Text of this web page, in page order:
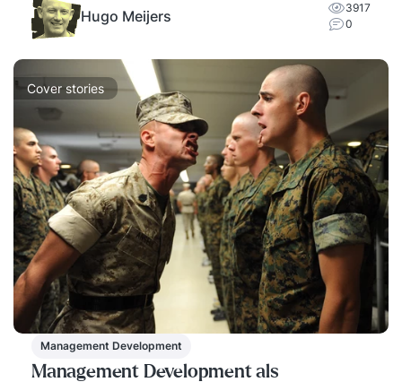
Hugo Meijers
3917
0
Cover stories
Management Development
Management Development als